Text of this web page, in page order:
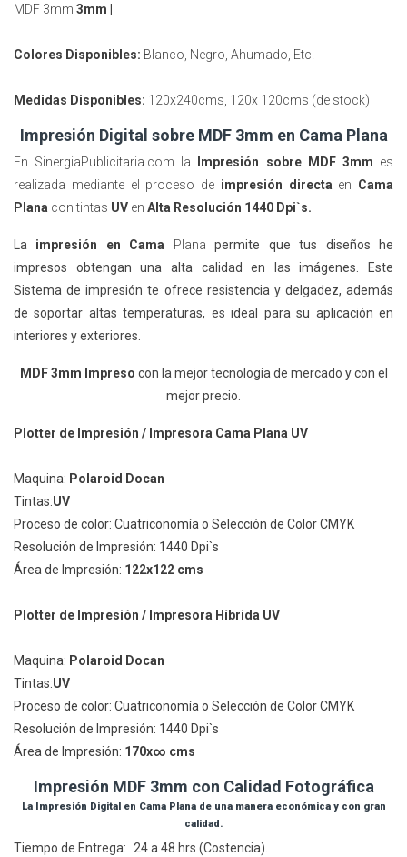
MDF 3mm 3mm |
Colores Disponibles: Blanco, Negro, Ahumado, Etc.
Medidas Disponibles: 120x240cms, 120x 120cms (de stock)
Impresión Digital sobre MDF 3mm en Cama Plana
En SinergiaPublicitaria.com la Impresión sobre MDF 3mm es
realizada mediante el proceso de impresión directa en Cama
Plana con tintas UV en Alta Resolución 1440 Dpi`s.
La impresión en Cama Plana permite que tus diseños
he
impresos obtengan una alta calidad en las imágenes. Este
Sistema de impresión te ofrece resistencia y delgadez, además
de soportar altas temperaturas, es ideal para su aplicación en
interiores y exteriores.
MDF 3mm Impreso con la mejor tecnología de mercado y con el
mejor precio.
Plotter de Impresión / Impresora Cama Plana UV
Maquina: Polaroid Docan
Tintas:UV
Proceso de color: Cuatriconomía o Selección de Color CMYK
Resolución de Impresión: 1440 Dpi`s
Área de Impresión: 122x122 cms
Plotter de Impresión / Impresora Híbrida UV
Maquina: Polaroid Docan
Tintas:UV
Proceso de color: Cuatriconomía o Selección de Color CMYK
Resolución de Impresión: 1440 Dpi`s
Área de Impresión: 170x∞ cms
Impresión MDF 3mm con Calidad Fotográfica
La Impresión Digital en Cama Plana de una manera económica y con gran
calidad.
Tiempo de Entrega: 24 a 48 hrs (Costencia).